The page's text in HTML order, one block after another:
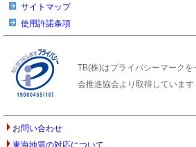
サイトマップ
使用許諾条項
TB(株)はプライバシーマーク
会推進協会より取得しています
お問い合わせ